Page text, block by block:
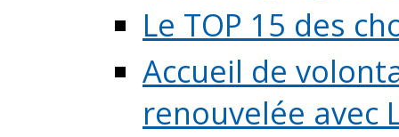
Le TOP 15 des
Accueil de
renouvelée avec